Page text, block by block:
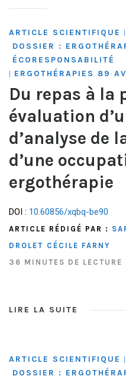
ARTICLE SCIENTIFIQUE |
DOSSIER :
ÉCORESPONSABILITÉ
| ERGOTHÉRAPIES 89
Du repas à la
évaluation
d’analyse de
d’une
ergothérapie
DOI : 10.60856/xqbq-be90
ARTICLE RÉDIGÉ PAR :
DROLET CÉCILE FARNY
36 MINUTES DE LECTURE
LIRE LA SUITE
ARTICLE SCIENTIFIQUE
DOSSIER :